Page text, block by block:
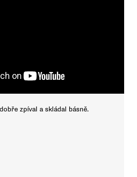
zpíval a skládal básně.